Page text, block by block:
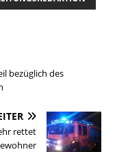
bezüglich des
rettet